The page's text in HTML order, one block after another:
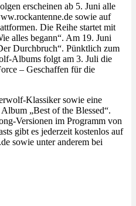
erscheinen ab 5. Juni alle
sowie auf
Die Reihe startet mit
alles begann“. Am 19. Juni
Durchbruch“. Pünktlich zum
Albums folgt am 3. Juli die
– Geschaffen für die
Klassiker sowie eine
„Best of the Blessed“.
Versionen im Programm von
gibt es jederzeit kostenlos auf
sowie unter anderem bei